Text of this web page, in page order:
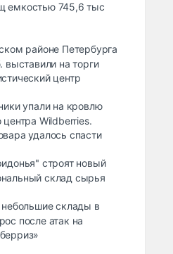
емкостью 745,6 тыс
районе Петербурга
на торги
центр
упали на кровлю
центра Wildberries.
удалось спасти
строят новый
склад сырья
склады в
после атак на